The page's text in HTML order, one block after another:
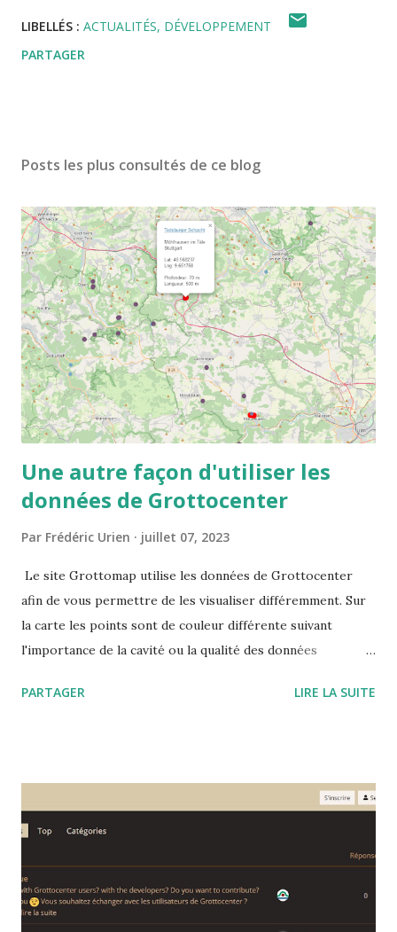
LIBELLÉS : ACTUALITÉS DÉVELOPPEMENT
PARTAGER
Posts les plus consultés de ce blog
Une autre façon d'utiliser les
données de Grottocenter
Par Frédéric Urien juillet 07, 2023
Le site Grottomap utilise les données de Grottocenter
afin de vous permettre de les visualiser différemment. Sur
la carte les points sont de couleur différente suivant
l'importance de la cavité ou la qualité des données
détaillées mais également les cavités à proximité ou des
PARTAGER LIRE LA SUITE